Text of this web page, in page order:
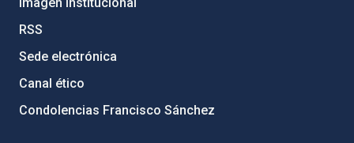
RSS
Sede electrónica
Canal ético
Condolencias Francisco Sánchez